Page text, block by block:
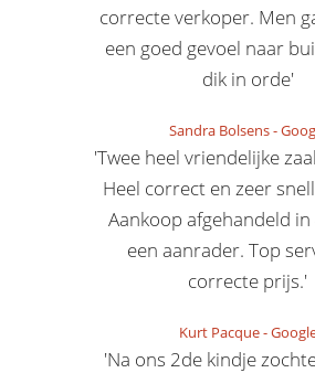
correcte verkoper. Men
een goed gevoel naar
dik in orde'
Sandra Bolsens-
'Twee heel vriendelijke
Heel correct en zeer
Aankoop afgehandeld in
een aanrader. Top
correcte prijs.'
Kurt Pacque-
'Na ons 2de kindje